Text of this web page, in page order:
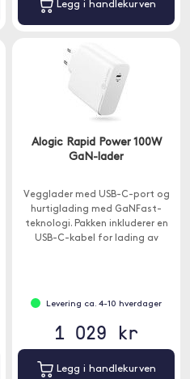
Legg i handlekurven
Alogic Rapid Power 100W
GaN-lader
Vegglader med USB-C-port og
hurtiglading med GaNFast-
teknologi. Pakken inkluderer en
USB-C-kabel for lading av
Levering ca. 4-10 hverdager
1 029 kr
Legg i handlekurven